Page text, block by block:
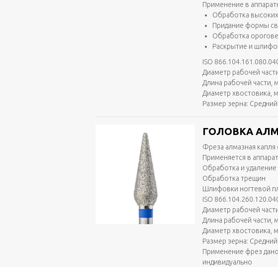
Применение в
Обработка
Придание формы
Обработка
Раскрытие и
ISO
Диаметр рабочей
Длина рабочей части,
Диаметр хвостовика,
Размер зерна: Средний
ГОЛОВКА
Фреза алмазная
Применяется в
Обработка и
Обработка трещин
Шлифовки ногтевой
ISO
Диаметр рабочей
Длина рабочей части,
Диаметр хвостовика,
Размер зерна: Средний
Применение фрез
индивидуально